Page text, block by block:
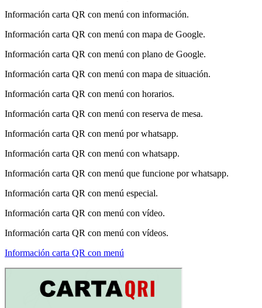
Información carta QR con menú con información.
Información carta QR con menú con mapa de Google.
Información carta QR con menú con plano de Google.
Información carta QR con menú con mapa de situación.
Información carta QR con menú con horarios.
Información carta QR con menú con reserva de mesa.
Información carta QR con menú por whatsapp.
Información carta QR con menú con whatsapp.
Información carta QR con menú que funcione por whatsapp.
Información carta QR con menú especial.
Información carta QR con menú con vídeo.
Información carta QR con menú con vídeos.
Información carta QR con menú